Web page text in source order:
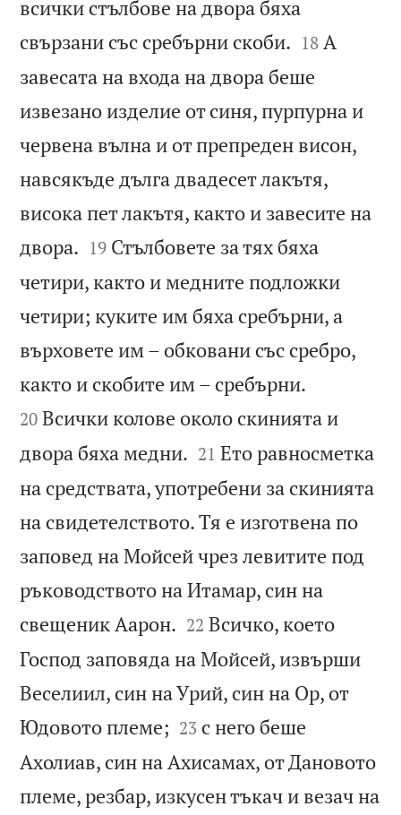
всички стълбове на двора бяха
свързани със сребърни скоби. 

18 А
завесата на входа на двора беше
извезано изделие от синя, пурпурна и
червена вълна и от препреден висон,
навсякъде дълга двадесет лакътя,
висока пет лакътя, както и завесите на
двора. 

19 Стълбовете за тях бяха
четири, както и медните подложки
четири; куките им бяха сребърни, а
върховете им – обковани със сребро,
както и скобите им – сребърни.
20 Всички колове около скинията и
двора бяха медни. 

21 Ето равносметка
на средствата, употребени за скинията
на свидетелството. Тя е изготвена по
заповед на Мойсей чрез левитите под
ръководството на Итамар, син на
свещеник Аарон. 

22 Всичко, което
Господ заповяда на Мойсей, извърши
Веселиил, син на Урий, син на Ор, от
Юдовото племе; 

23 с него беше
Ахолиав, син на Ахисамах, от Дановото
племе, резбар, изкусен тъкач и везач на